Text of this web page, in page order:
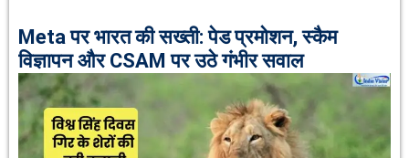
Meta पर भारत की सख्ती: पेड प्रमोशन, स्कैम
विज्ञापन और CSAM पर उठे गंभीर सवाल